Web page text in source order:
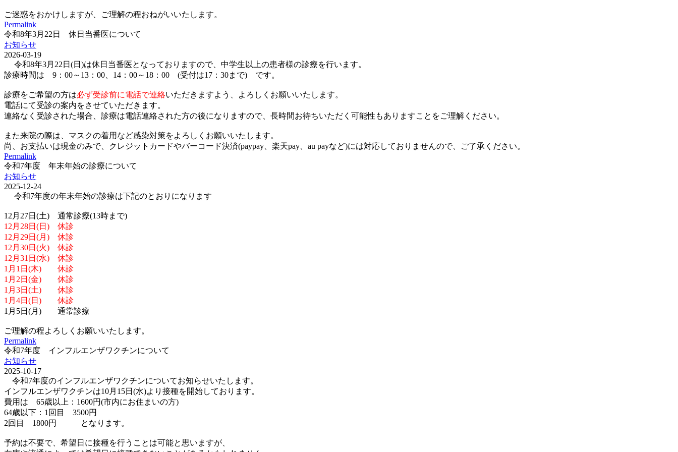
ご迷惑をおかけしますが、ご理解の程おねがいいたします。
Permalink
令和8年3月22日 休日当番医について
お知らせ
2026-03-19
令和8年3月22日(日)は休日当番医となっておりますので、中学生以上の患者様の診療を行います。
診療時間は 9：00～13：00、14：00～18：00 (受付は17：30まで) です。
診療をご希望の方は必ず受診前に電話で連絡いただきますよう、よろしくお願いいたします。
電話にて受診の案内をさせていただきます。
連絡なく受診された場合、診療は電話連絡された方の後になりますので、長時間お待ちいただく可能性もありますことをご理解ください。
また来院の際は、マスクの着用など感染対策をよろしくお願いいたします。
尚、お支払いは現金のみで、クレジットカードやバーコード決済(paypay、楽天pay、au payなど)には対応しておりませんので、ご了承ください。
Permalink
令和7年度 年末年始の診療について
お知らせ
2025-12-24
令和7年度の年末年始の診療は下記のとおりになります
12月27日(土) 通常診療(13時まで)
12月28日(日) 休診
12月29日(月) 休診
12月30日(火) 休診
12月31日(水) 休診
1月1日(木) 休診
1月2日(金) 休診
1月3日(土) 休診
1月4日(日) 休診
1月5日(月) 通常診療
ご理解の程よろしくお願いいたします。
Permalink
令和7年度 インフルエンザワクチンについて
お知らせ
2025-10-17
令和7年度のインフルエンザワクチンについてお知らせいたします。
インフルエンザワクチンは10月15日(水)より接種を開始しております。
費用は 65歳以上：1600円(市内にお住まいの方)
64歳以下：1回目 3500円
2回目 1800円 となります。
予約は不要で、希望日に接種を行うことは可能と思いますが、